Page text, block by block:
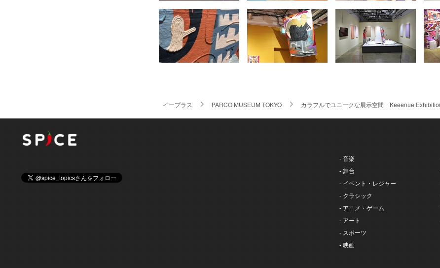
イープラス PARCO MUSEUM TOKYO カラフルでユニークな展示空間 Keeenue
- 音楽
- 舞台
- イベント・レジャー
- クラシック
- アニメ・ゲーム
- アート
- スポーツ
- 映画